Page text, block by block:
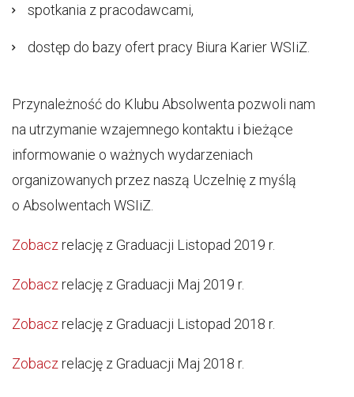
spotkania z pracodawcami,
dostęp do bazy ofert pracy Biura Karier WSIiZ.
Przynależność do Klubu Absolwenta pozwoli nam
na utrzymanie wzajemnego kontaktu i bieżące
informowanie o ważnych wydarzeniach
organizowanych przez naszą Uczelnię z myślą
o Absolwentach WSIiZ.
Zobacz relację z Graduacji Listopad 2019 r.
Zobacz relację z Graduacji Maj 2019 r.
Zobacz relację z Graduacji Listopad 2018 r.
Zobacz relację z Graduacji Maj 2018 r.